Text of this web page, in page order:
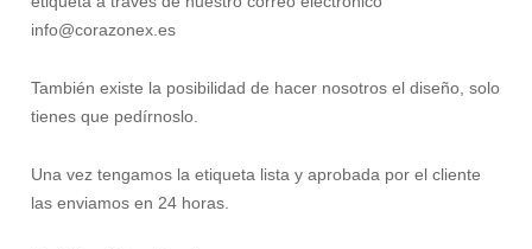
info@corazonex.es
También existe la posibilidad de hacer nosotros el diseño, solo
tienes que pedírnoslo.
Una vez tengamos la etiqueta lista y aprobada por el cliente
las enviamos en 24 horas.